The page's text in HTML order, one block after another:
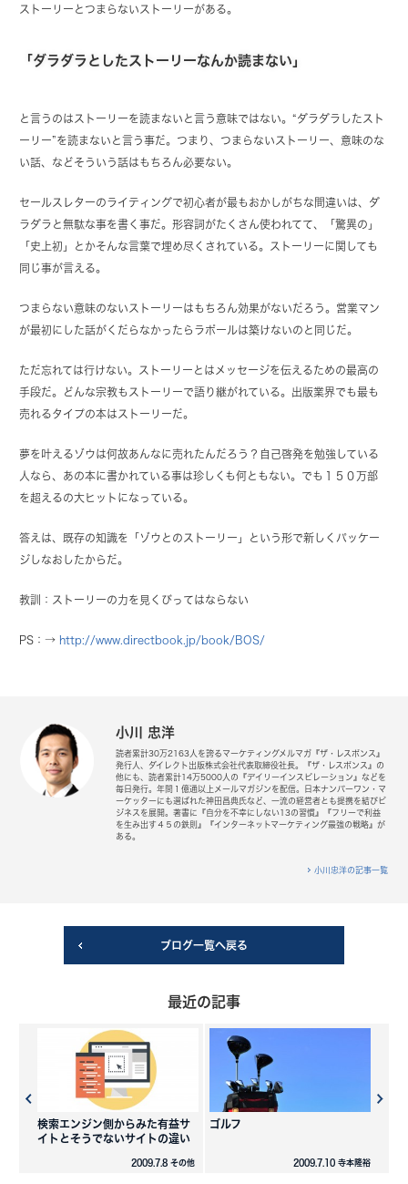
ストーリーとつまらないストーリーがある。
「ダラダラとしたストーリーなんか読まない」
と言うのはストーリーを読まないと言う意味ではない。“ダラダラしたスト
ーリー”を読まないと言う事だ。つまり、つまらないストーリー、意味のな
い話、などそういう話はもちろん必要ない。
セールスレターのライティングで初心者が最もおかしがちな間違いは、ダ
ラダラと無駄な事を書く事だ。形容詞がたくさん使われてて、「驚異の」
「史上初」とかそんな言葉で埋め尽くされている。ストーリーに関しても
同じ事が言える。
つまらない意味のないストーリーはもちろん効果がないだろう。営業マン
が最初にした話がくだらなかったらラポールは築けないのと同じだ。
ただ忘れては行けない。ストーリーとはメッセージを伝えるための最高の
手段だ。どんな宗教もストーリーで語り継がれている。出版業界でも最も
売れるタイプの本はストーリーだ。
夢を叶えるゾウは何故あんなに売れたんだろう？自己啓発を勉強している
人なら、あの本に書かれている事は珍しくも何ともない。でも１５０万部
を超えるの大ヒットになっている。
答えは、既存の知識を「ゾウとのストーリー」という形で新しくパッケー
ジしなおしたからだ。
教訓：ストーリーの力を見くびってはならない
PS：→ http://www.directbook.jp/book/BOS/
小川 忠洋
読者累計30万2163人を誇るマーケティングメルマガ『ザ・レスポンス』
発行人、ダイレクト出版株式会社代表取締役社長。『ザ・レスポンス』の
他にも、読者累計14万5000人の『デイリーインスピレーション』などを
毎日発行。年間１億通以上メールマガジンを配信。日本ナンバーワン・マ
ーケッターにも選ばれた神田昌典氏など、一流の経営者とも提携を結びビ
ジネスを展開。著書に『自分を不幸にしない13の習慣』『フリーで利益
を生み出す４５の鉄則』『インターネットマーケティング最強の戦略』が
ある。
小川忠洋の記事一覧
ブログ一覧へ戻る
最近の記事
検索エンジン側からみた有益サ
イトとそうでないサイトの違い
2009.7.8 その他
ゴルフ
2009.7.10 寺本隆裕